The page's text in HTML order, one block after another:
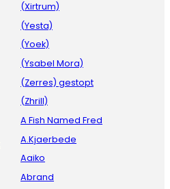
(Xirtrum)
(Yesta)
(Yoek)
(Ysabel Mora)
(Zerres) gestopt
(Zhrill)
A Fish Named Fred
A.Kjaerbede
Aaiko
Abrand